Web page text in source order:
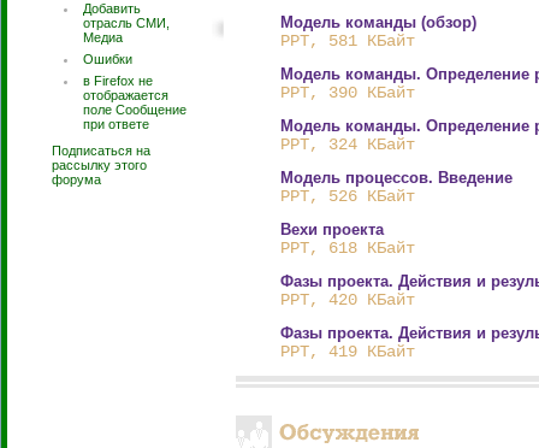
Добавить
отрасль СМИ,
Медиа
Ошибки
в Firefox не
отображается
поле Сообщение
при ответе
Подписаться на
рассылку этого
форума
Модель команды (обзор)
PPT, 581 КБайт
Модель команды. Определение
PPT, 390 КБайт
Модель команды. Определение
PPT, 324 КБайт
Модель процессов. Введение
PPT, 526 КБайт
Вехи проекта
PPT, 618 КБайт
Фазы проекта. Действия и
PPT, 420 КБайт
Фазы проекта. Действия и
PPT, 419 КБайт